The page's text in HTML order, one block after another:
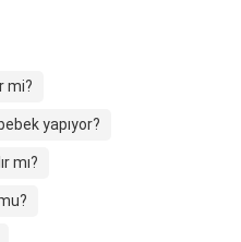
mi?
yapıyor?
mı?